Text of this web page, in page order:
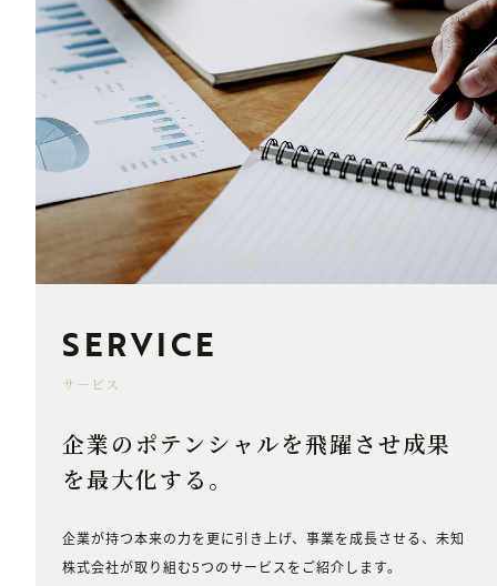
SERVICE
サービス
企業のポテンシャルを飛躍させ成果
を最大化する。
企業が持つ本来の力を更に引き上げ、事業を成長させる、未知
株式会社が取り組む5つのサービスをご紹介します。